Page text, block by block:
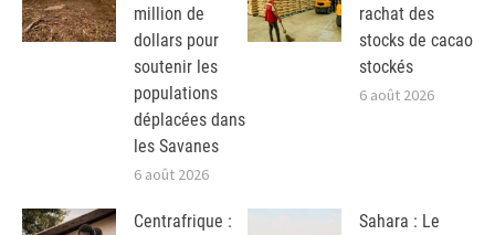
million de
dollars pour
soutenir les
populations
déplacées dans
les Savanes
6 août 2026
rachat des
stocks de cacao
stockés
6 août 2026
Centrafrique :
Sahara : Le